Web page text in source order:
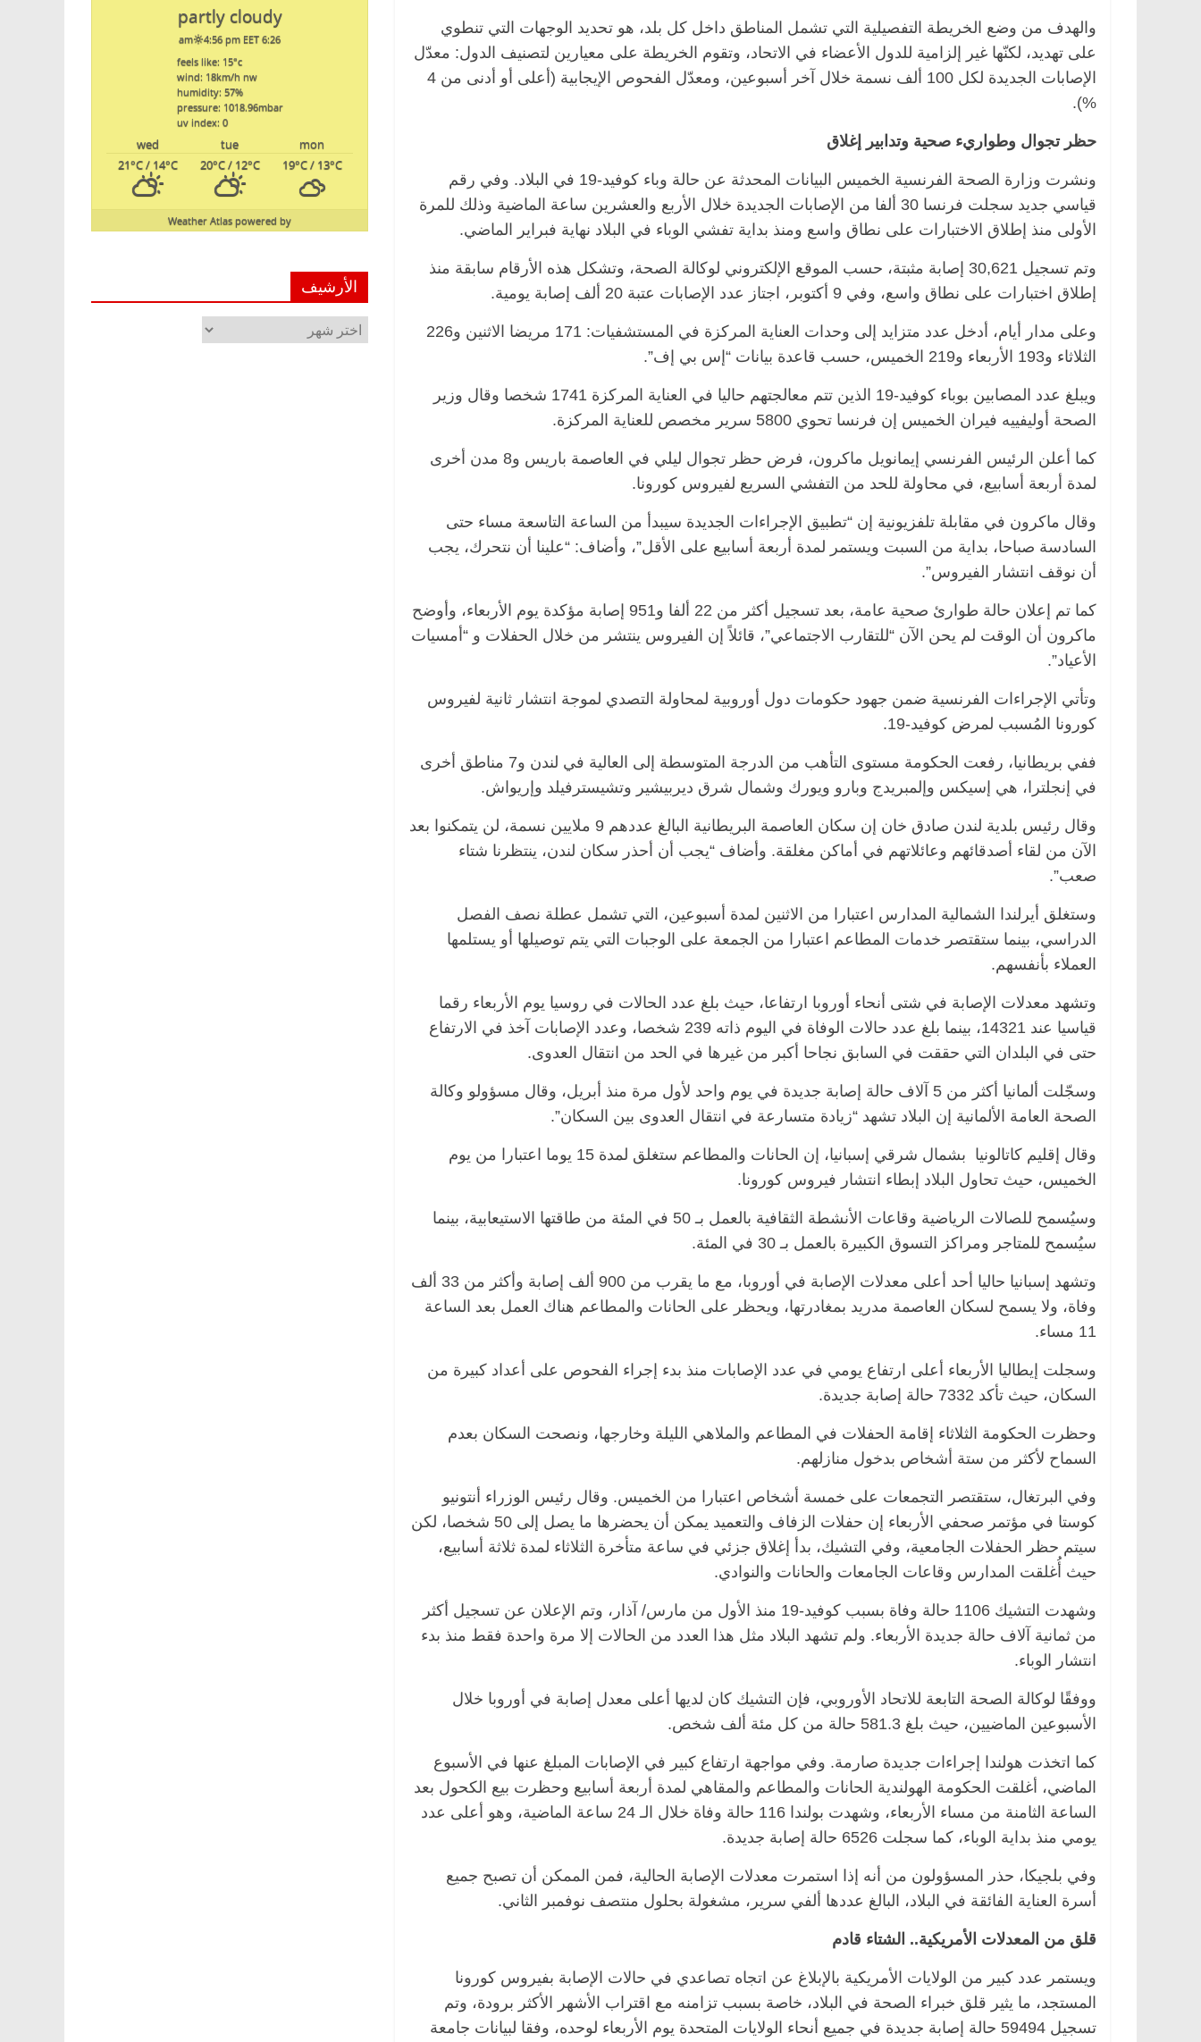
والهدف من وضع الخريطة التفصيلية التي تشمل المناطق داخل كل بلد، هو تحديد الوجهات التي تنطوي
على تهديد، لكنّها غير إلزامية للدول الأعضاء في الاتحاد، وتقوم الخريطة على معيارين لتصنيف الدول: معدّل
الإصابات الجديدة لكل 100 ألف نسمة خلال آخر أسبوعين، ومعدّل الفحوص الإيجابية (أعلى أو أدنى من 4
%).
حظر تجوال وطواريء صحية وتدابير إغلاق
ونشرت وزارة الصحة الفرنسية الخميس البيانات المحدثة عن حالة وباء كوفيد-19 في البلاد. وفي رقم
قياسي جديد سجلت فرنسا 30 ألفا من الإصابات الجديدة خلال الأربع والعشرين ساعة الماضية وذلك للمرة
الأولى منذ إطلاق الاختبارات على نطاق واسع ومنذ بداية تفشي الوباء في البلاد نهاية فبراير الماضي.
وتم تسجيل 30,621 إصابة مثبتة، حسب الموقع الإلكتروني لوكالة الصحة، وتشكل هذه الأرقام سابقة منذ
إطلاق اختبارات على نطاق واسع، وفي 9 أكتوبر، اجتاز عدد الإصابات عتبة 20 ألف إصابة يومية.
وعلى مدار أيام، أدخل عدد متزايد إلى وحدات العناية المركزة في المستشفيات: 171 مريضا الاثنين و226
الثلاثاء و193 الأربعاء و219 الخميس، حسب قاعدة بيانات “إس بي إف”.
ويبلغ عدد المصابين بوباء كوفيد-19 الذين تتم معالجتهم حاليا في العناية المركزة 1741 شخصا وقال وزير
الصحة أوليفييه فيران الخميس إن فرنسا تحوي 5800 سرير مخصص للعناية المركزة.
كما أعلن الرئيس الفرنسي إيمانويل ماكرون، فرض حظر تجوال ليلي في العاصمة باريس و8 مدن أخرى
لمدة أربعة أسابيع، في محاولة للحد من التفشي السريع لفيروس كورونا.
وقال ماكرون في مقابلة تلفزيونية إن “تطبيق الإجراءات الجديدة سيبدأ من الساعة التاسعة مساء حتى
السادسة صباحا، بداية من السبت ويستمر لمدة أربعة أسابيع على الأقل”، وأضاف: “علينا أن نتحرك، يجب
أن نوقف انتشار الفيروس”.
كما تم إعلان حالة طوارئ صحية عامة، بعد تسجيل أكثر من 22 ألفا و951 إصابة مؤكدة يوم الأربعاء، وأوضح
ماكرون أن الوقت لم يحن الآن “للتقارب الاجتماعي”، قائلاً إن الفيروس ينتشر من خلال الحفلات و “أمسيات
الأعياد”.
وتأتي الإجراءات الفرنسية ضمن جهود حكومات دول أوروبية لمحاولة التصدي لموجة انتشار ثانية لفيروس
كورونا المُسبب لمرض كوفيد-19.
ففي بريطانيا، رفعت الحكومة مستوى التأهب من الدرجة المتوسطة إلى العالية في لندن و7 مناطق أخرى
في إنجلترا، هي إسيكس وإلمبريدج وبارو ويورك وشمال شرق ديربيشير وتشيسترفيلد وإريواش.
وقال رئيس بلدية لندن صادق خان إن سكان العاصمة البريطانية البالغ عددهم 9 ملايين نسمة، لن يتمكنوا بعد
الآن من لقاء أصدقائهم وعائلاتهم في أماكن مغلقة. وأضاف “يجب أن أحذر سكان لندن، ينتظرنا شتاء
صعب”.
وستغلق أيرلندا الشمالية المدارس اعتبارا من الاثنين لمدة أسبوعين، التي تشمل عطلة نصف الفصل
الدراسي، بينما ستقتصر خدمات المطاعم اعتبارا من الجمعة على الوجبات التي يتم توصيلها أو يستلمها
العملاء بأنفسهم.
وتشهد معدلات الإصابة في شتى أنحاء أوروبا ارتفاعا، حيث بلغ عدد الحالات في روسيا يوم الأربعاء رقما
قياسيا عند 14321، بينما بلغ عدد حالات الوفاة في اليوم ذاته 239 شخصا، وعدد الإصابات آخذ في الارتفاع
حتى في البلدان التي حققت في السابق نجاحا أكبر من غيرها في الحد من انتقال العدوى.
وسجّلت ألمانيا أكثر من 5 آلاف حالة إصابة جديدة في يوم واحد لأول مرة منذ أبريل، وقال مسؤولو وكالة
الصحة العامة الألمانية إن البلاد تشهد “زيادة متسارعة في انتقال العدوى بين السكان”.
وقال إقليم كاتالونيا بشمال شرقي إسبانيا، إن الحانات والمطاعم ستغلق لمدة 15 يوما اعتبارا من يوم
الخميس، حيث تحاول البلاد إبطاء انتشار فيروس كورونا.
وسيُسمح للصالات الرياضية وقاعات الأنشطة الثقافية بالعمل بـ 50 في المئة من طاقتها الاستيعابية، بينما
سيُسمح للمتاجر ومراكز التسوق الكبيرة بالعمل بـ 30 في المئة.
وتشهد إسبانيا حاليا أحد أعلى معدلات الإصابة في أوروبا، مع ما يقرب من 900 ألف إصابة وأكثر من 33 ألف
وفاة، ولا يسمح لسكان العاصمة مدريد بمغادرتها، ويحظر على الحانات والمطاعم هناك العمل بعد الساعة
11 مساء.
وسجلت إيطاليا الأربعاء أعلى ارتفاع يومي في عدد الإصابات منذ بدء إجراء الفحوص على أعداد كبيرة من
السكان، حيث تأكد 7332 حالة إصابة جديدة.
وحظرت الحكومة الثلاثاء إقامة الحفلات في المطاعم والملاهي الليلة وخارجها، ونصحت السكان بعدم
السماح لأكثر من ستة أشخاص بدخول منازلهم.
وفي البرتغال، ستقتصر التجمعات على خمسة أشخاص اعتبارا من الخميس. وقال رئيس الوزراء أنتونيو
كوستا في مؤتمر صحفي الأربعاء إن حفلات الزفاف والتعميد يمكن أن يحضرها ما يصل إلى 50 شخصا، لكن
سيتم حظر الحفلات الجامعية، وفي التشيك، بدأ إغلاق جزئي في ساعة متأخرة الثلاثاء لمدة ثلاثة أسابيع،
حيث أُغلقت المدارس وقاعات الجامعات والحانات والنوادي.
وشهدت التشيك 1106 حالة وفاة بسبب كوفيد-19 منذ الأول من مارس/ آذار، وتم الإعلان عن تسجيل أكثر
من ثمانية آلاف حالة جديدة الأربعاء. ولم تشهد البلاد مثل هذا العدد من الحالات إلا مرة واحدة فقط منذ بدء
انتشار الوباء.
ووفقًا لوكالة الصحة التابعة للاتحاد الأوروبي، فإن التشيك كان لديها أعلى معدل إصابة في أوروبا خلال
الأسبوعين الماضيين، حيث بلغ 581.3 حالة من كل مئة ألف شخص.
كما اتخذت هولندا إجراءات جديدة صارمة. وفي مواجهة ارتفاع كبير في الإصابات المبلغ عنها في الأسبوع
الماضي، أغلقت الحكومة الهولندية الحانات والمطاعم والمقاهي لمدة أربعة أسابيع وحظرت بيع الكحول بعد
الساعة الثامنة من مساء الأربعاء، وشهدت بولندا 116 حالة وفاة خلال الـ 24 ساعة الماضية، وهو أعلى عدد
يومي منذ بداية الوباء، كما سجلت 6526 حالة إصابة جديدة.
وفي بلجيكا، حذر المسؤولون من أنه إذا استمرت معدلات الإصابة الحالية، فمن الممكن أن تصبح جميع
أسرة العناية الفائقة في البلاد، البالغ عددها ألفي سرير، مشغولة بحلول منتصف نوفمبر الثاني.
قلق من المعدلات الأمريكية.. الشتاء قادم
ويستمر عدد كبير من الولايات الأمريكية بالإبلاغ عن اتجاه تصاعدي في حالات الإصابة بفيروس كورونا
المستجد، ما يثير قلق خبراء الصحة في البلاد، خاصة بسبب تزامنه مع اقتراب الأشهر الأكثر برودة، وتم
تسجيل 59494 حالة إصابة جديدة في جميع أنحاء الولايات المتحدة يوم الأربعاء لوحده، وفقا لبيانات جامعة
partly cloudy
6:26 am
4:56 pm EET
feels like: 15°c
wind: 18km/h nw
humidity: 57%
pressure: 1018.96mbar
uv index: 0
mon
tue
wed
19°C/ 13°C
20°C/ 12°C
21°C/ 14°C
powered by
Weather Atlas
الأرشيف
الأرشيف